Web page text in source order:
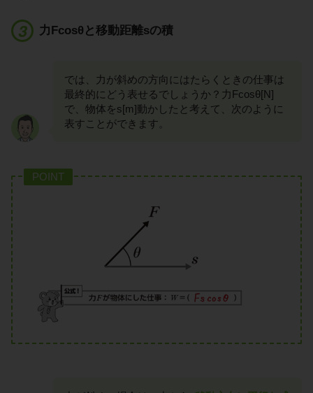
力Fcosθと移動距離sの積
では、力が斜めの方向にはたらくときの仕事は
最終的にどう表せるでしょうか？力Fcosθ[N]
で、物体をs[m]動かしたと考えて、次のように
表すことができます。
POINT